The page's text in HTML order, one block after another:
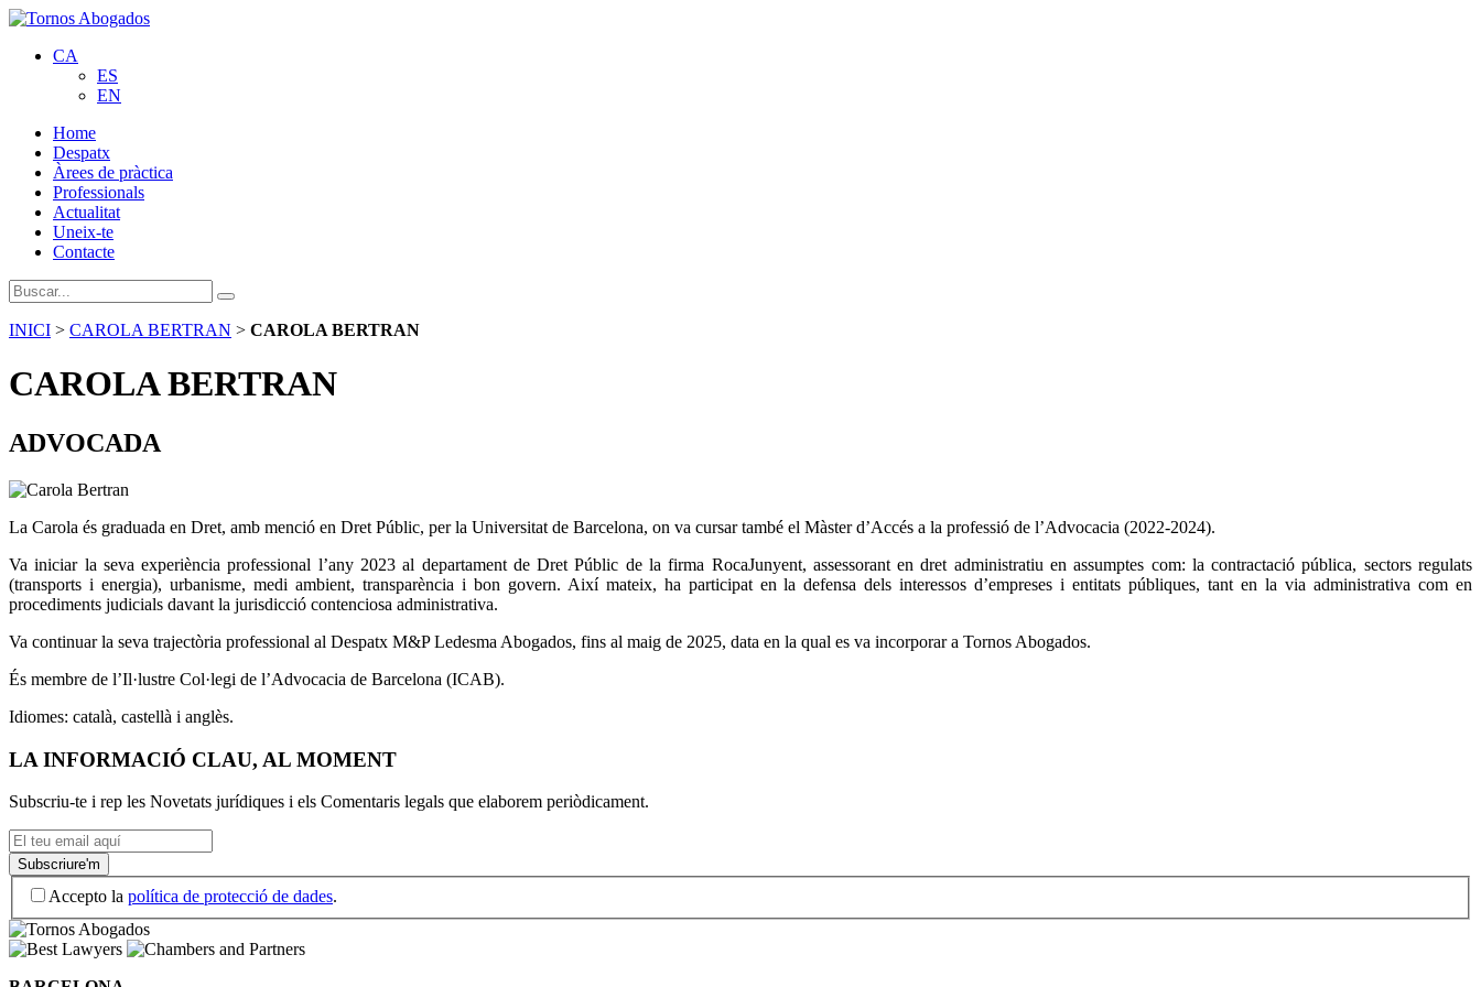
CA
ES
EN
Home
Despatx
Àrees de pràctica
Professionals
Actualitat
Uneix-te
Contacte
INICI > CAROLA BERTRAN > CAROLA BERTRAN
CAROLA BERTRAN
ADVOCADA
La Carola és graduada en Dret, amb menció en Dret Públic, per la Universitat de Barcelona, on va cursar també el Màster d’Accés a la professió de l’Advocacia (2022-2024).
Va iniciar la seva experiència professional l’any 2023 al departament de Dret Públic de la firma RocaJunyent, assessorant en dret administratiu en assumptes com: la contractació pública, sectors regulats
(transports i energia), urbanisme, medi ambient, transparència i bon govern. Així mateix, ha participat en la defensa dels interessos d’empreses i entitats públiques, tant en la via administrativa com en
procediments judicials davant la jurisdicció contenciosa administrativa.
Va continuar la seva trajectòria professional al Despatx M&P Ledesma Abogados, fins al maig de 2025, data en la qual es va incorporar a Tornos Abogados.
És membre de l’Il·lustre Col·legi de l’Advocacia de Barcelona (ICAB).
Idiomes: català, castellà i anglès.
LA INFORMACIÓ CLAU, AL MOMENT
Subscriu-te i rep les Novetats jurídiques i els Comentaris legals que elaborem periòdicament.
Accepto la política de protecció de dades.